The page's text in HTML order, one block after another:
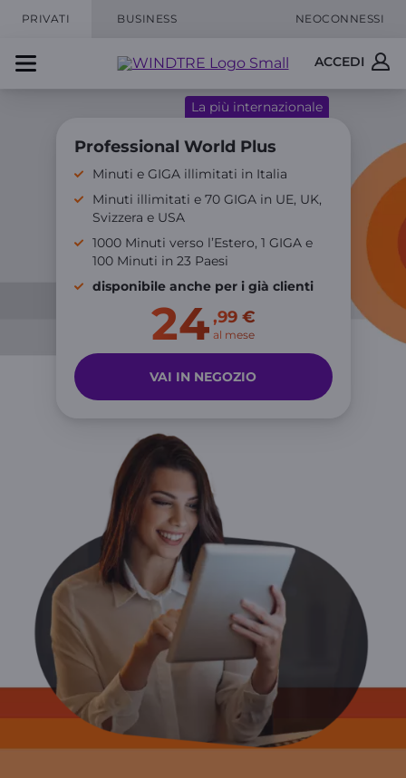
PRIVATI BUSINESS NEOCONNESSI
ACCEDI
La più internazionale
Professional World Plus
Minuti e GIGA illimitati in Italia
Minuti illimitati e 70 GIGA in UE, UK,
Svizzera e USA
1000 Minuti verso l’Estero, 1 GIGA e
100 Minuti in 23 Paesi
disponibile anche per i già clienti
24 ,99 €
al mese
VAI IN NEGOZIO